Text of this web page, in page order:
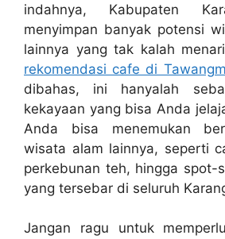
indahnya, Kabupaten
menyimpan banyak potensi
lainnya yang tak kalah
rekomendasi cafe di
dibahas, ini hanyalah
kekayaan yang bisa Anda
Anda bisa menemukan
wisata alam lainnya, seperti
perkebunan teh, hingga spot-
yang tersebar di seluruh
Jangan ragu untuk